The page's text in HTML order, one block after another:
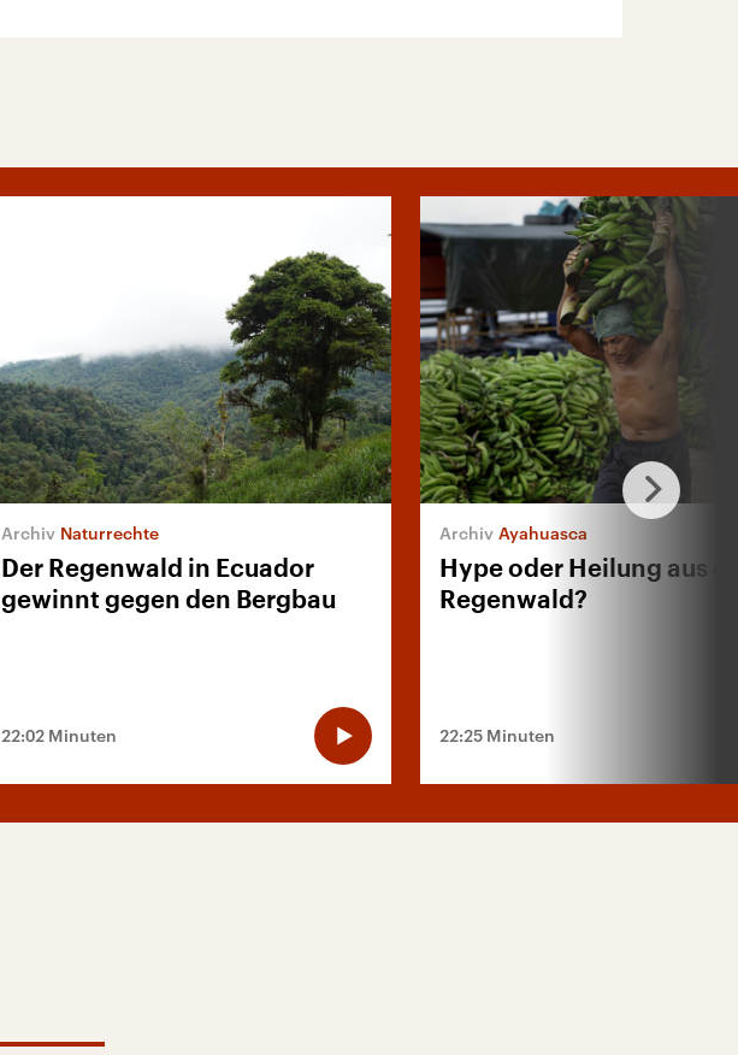
Naturrechte
Der Regenwald in Ecuador
gewinnt gegen den Bergbau
22:02 Minuten
Ayahuasca
Hype oder Heilung aus
Regenwald?
22:25 Minuten